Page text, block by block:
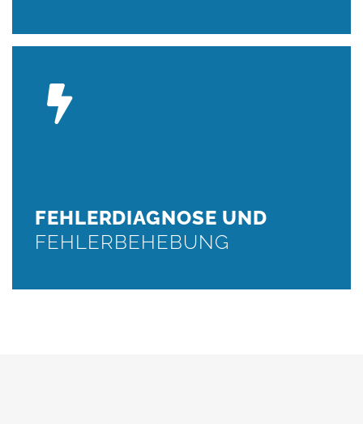
FEHLERDIAGNOSE UND
FEHLERBEHEBUNG